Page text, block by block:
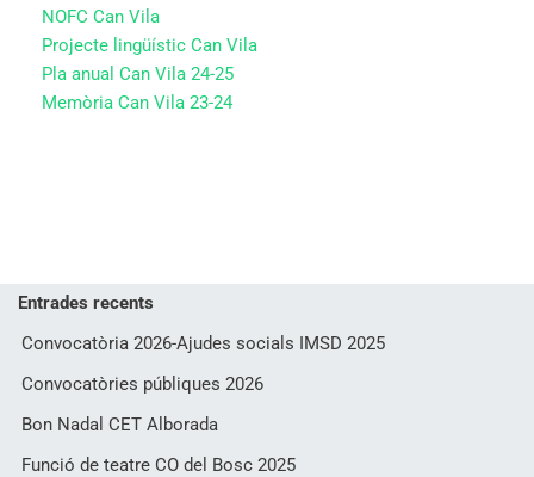
NOFC Can Vila
Projecte lingüístic Can Vila
Pla anual Can Vila 24-25
Memòria Can Vila 23-24
Entrades recents
Convocatòria 2026-Ajudes socials IMSD 2025
Convocatòries públiques 2026
Bon Nadal CET Alborada
Funció de teatre CO del Bosc 2025